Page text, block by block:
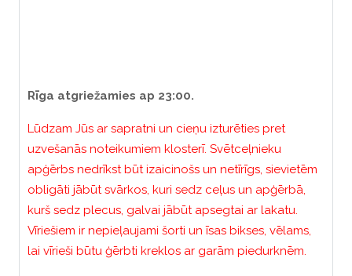
Rīga atgriežamies ap 23:00.
Lūdzam Jūs ar sapratni un cieņu izturēties pret
uzvešanās noteikumiem klosterī. Svētceļnieku
apģērbs nedrīkst būt izaicinošs un netīrīgs, sievietēm
obligāti jābūt svārkos, kuri sedz ceļus un apģērbā,
kurš sedz plecus, galvai jābūt apsegtai ar lakatu.
Vīriešiem ir nepieļaujami šorti un īsas bikses, vēlams,
lai vīrieši būtu ģērbti kreklos ar garām piedurknēm.